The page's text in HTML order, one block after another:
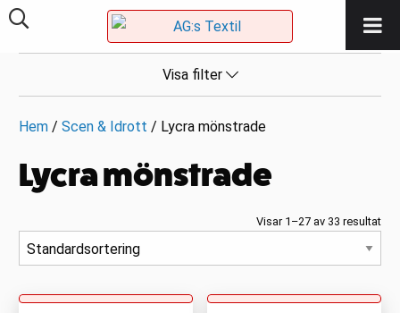
Visa filter
Hem /Scen & Idrott / Lycra mönstrade
Lycra mönstrade
Visar 1–27 av 33 resultat